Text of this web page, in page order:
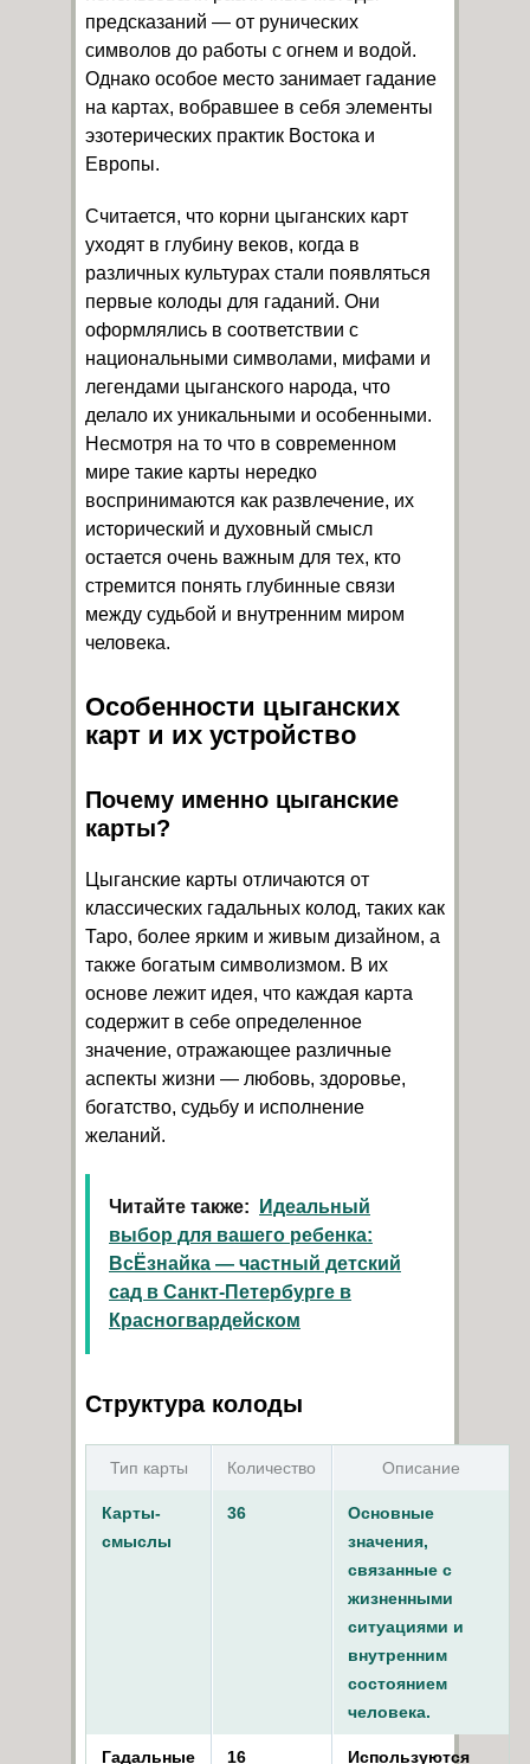
предсказаний — от рунических
символов до работы с огнем и водой.
Однако особое место занимает гадание
на картах, вобравшее в себя элементы
эзотерических практик Востока и
Европы.
Считается, что корни цыганских карт
уходят в глубину веков, когда в
различных культурах стали появляться
первые колоды для гаданий. Они
оформлялись в соответствии с
национальными символами, мифами и
легендами цыганского народа, что
делало их уникальными и особенными.
Несмотря на то что в современном
мире такие карты нередко
воспринимаются как развлечение, их
исторический и духовный смысл
остается очень важным для тех, кто
стремится понять глубинные связи
между судьбой и внутренним миром
человека.
Особенности цыганских
карт и их устройство
Почему именно цыганские
карты?
Цыганские карты отличаются от
классических гадальных колод, таких как
Таро, более ярким и живым дизайном, а
также богатым символизмом. В их
основе лежит идея, что каждая карта
содержит в себе определенное
значение, отражающее различные
аспекты жизни — любовь, здоровье,
богатство, судьбу и исполнение
желаний.
Читайте также:
Идеальный
выбор для вашего ребенка:
ВсЁзнайка — частный детский
сад в Санкт-Петербурге в
Красногвардейском
Структура колоды
Тип карты Количество Описание
Карты-
смыслы
36
Основные
значения,
связанные с
жизненными
ситуациями и
внутренним
состоянием
человека.
Гадальные 16 Используются